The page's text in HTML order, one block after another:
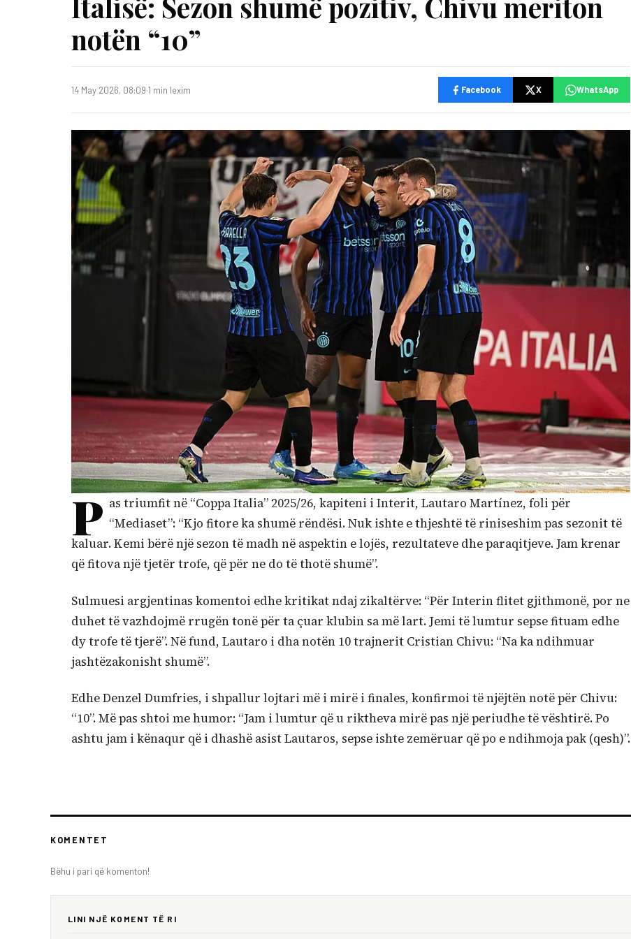
notën “10”
14 May 2026, 08:09·1 min lexim Facebook X WhatsApp
P as triumfit në “Coppa Italia” 2025/26, kapiteni i Interit, Lautaro Martínez, foli për
“Mediaset”: “Kjo fitore ka shumë rëndësi. Nuk ishte e thjeshtë të riniseshim pas sezonit të
kaluar. Kemi bërë një sezon të madh në aspektin e lojës, rezultateve dhe paraqitjeve. Jam krenar
që fitova një tjetër trofe, që për ne do të thotë shumë”.
Sulmuesi argjentinas komentoi edhe kritikat ndaj zikaltërve: “Për Interin flitet gjithmonë, por ne
duhet të vazhdojmë rrugën tonë për ta çuar klubin sa më lart. Jemi të lumtur sepse fituam edhe
dy trofe të tjerë”. Në fund, Lautaro i dha notën 10 trajnerit Cristian Chivu: “Na ka ndihmuar
jashtëzakonisht shumë”.
Edhe Denzel Dumfries, i shpallur lojtari më i mirë i finales, konfirmoi të njëjtën notë për Chivu:
“10”. Më pas shtoi me humor: “Jam i lumtur që u riktheva mirë pas një periudhe të vështirë. Po
ashtu jam i kënaqur që i dhashë asist Lautaros, sepse ishte zemëruar që po e ndihmoja pak (qesh)”.
KOMENTET
Bëhu i pari që komenton!
LINI NJË KOMENT TË RI